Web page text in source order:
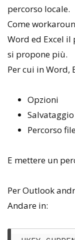
percorso locale.
Come
Word ed Excel
si propone più.
Per cui in Word,
Opzioni
Salvataggio
Percorso
E mettere un
Per Outlook
Andare in: